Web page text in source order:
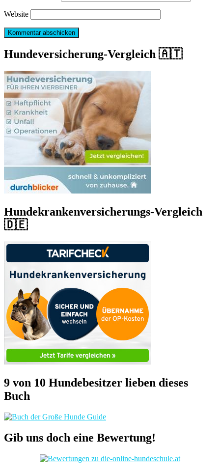
Website
Hundeversicherung-Vergleich 🇦🇹
Hundekrankenversicherungs-Vergleich
🇩🇪
9 von 10 Hundebesitzer lieben dieses
Buch
Gib uns doch eine Bewertung!